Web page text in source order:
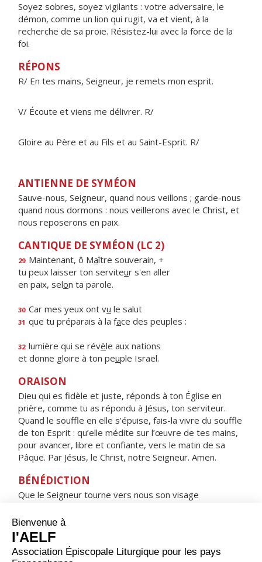
Soyez sobres, soyez vigilants : votre adversaire, le
démon, comme un lion qui rugit, va et vient, à la
recherche de sa proie. Résistez-lui avec la force de la
foi.
RÉPONS
R/ En tes mains, Seigneur, je remets mon esprit.
V/ Écoute et viens me délivrer. R/
Gloire au Père et au Fils et au Saint-Esprit. R/
ANTIENNE DE SYMÉON
Sauve-nous, Seigneur, quand nous veillons ; garde-nous
quand nous dormons : nous veillerons avec le Christ, et
nous reposerons en paix.
CANTIQUE DE SYMÉON (LC 2)
29 Maintenant, ô Maître souverain, +
tu peux laisser ton serviteur s'en aller
en paix, selon ta parole.
30 Car mes yeux ont vu le salut
31 que tu préparais à la face des peuples :
32 lumière qui se révèle aux nations
et donne gloire à ton peuple Israël.
ORAISON
Dieu qui es fidèle et juste, réponds à ton Église en
prière, comme tu as répondu à Jésus, ton serviteur.
Quand le souffle en elle s’épuise, fais-la vivre du souffle
de ton Esprit : qu’elle médite sur l’œuvre de tes mains,
pour avancer, libre et confiante, vers le matin de sa
Pâque. Par Jésus, le Christ, notre Seigneur. Amen.
BÉNÉDICTION
Que le Seigneur tourne vers nous son visage
HYMNE : HEUREUSE ES-TU, VIERGE MARIE !
Heureuse es-tu, Vierge Marie !
Par toi, le salut est entré dans le monde.